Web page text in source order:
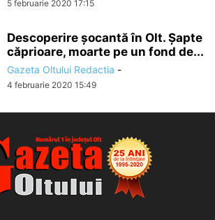
5 februarie 2020 17:15
Descoperire șocantă în Olt. Șapte
căprioare, moarte pe un fond de...
Gazeta Oltului Redactia -
4 februarie 2020 15:49